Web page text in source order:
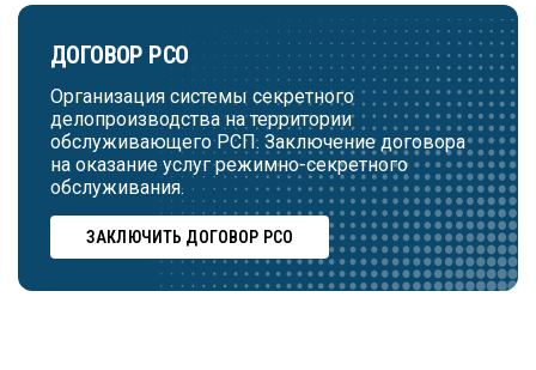
ДОГОВОР РСО
Организация системы секретного
делопроизводства на территории
обслуживающего РСП. Заключение договора
на оказание услуг режимно-секретного
обслуживания.
ЗАКЛЮЧИТЬ ДОГОВОР РСО